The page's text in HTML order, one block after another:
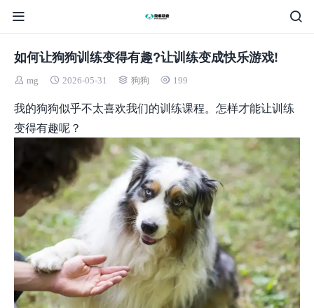
如何让狗狗训练变得有趣?让训练变成快乐游戏!
mg 2026-05-31 狗狗 199
我的狗狗似乎不太喜欢我们的训练课程。怎样才能让训练
变得有趣呢？